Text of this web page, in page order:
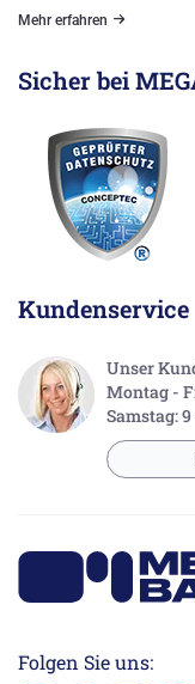
Mehr erfahren
Sicher bei
Kundenservice
Unser
Montag -
Samstag:
Folgen Sie uns: